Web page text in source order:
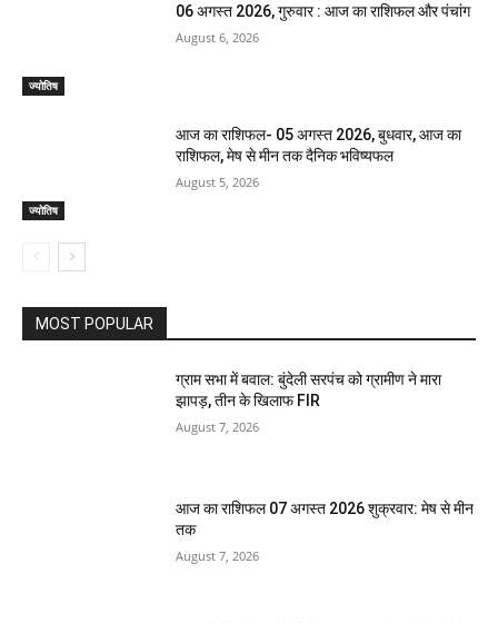
ज्योतिष
06 अगस्त 2026, गुरुवार : आज का राशिफल और पंचांग
August 6, 2026
ज्योतिष
आज का राशिफल- 05 अगस्त 2026, बुधवार, आज का
राशिफल, मेष से मीन तक दैनिक भविष्यफल
August 5, 2026
MOST POPULAR
ग्राम सभा में बवाल: बुंदेली सरपंच को ग्रामीण ने मारा
झापड़, तीन के खिलाफ FIR
August 7, 2026
आज का राशिफल 07 अगस्त 2026 शुक्रवार: मेष से मीन
तक
August 7, 2026